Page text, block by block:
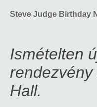
Steve Judge Birthday
Ismételten
Hall.